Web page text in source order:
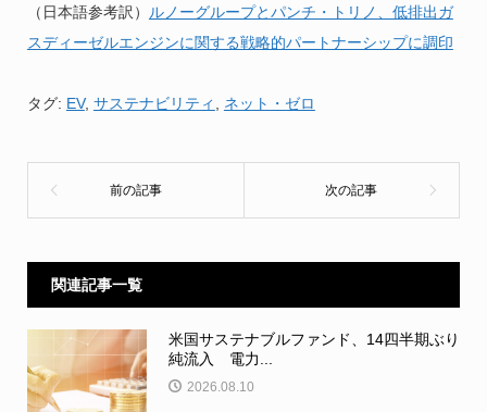
（日本語参考訳）
ルノーグループとパンチ・トリノ、低排出ガ
スディーゼルエンジンに関する戦略的パートナーシップに調印
タグ: EV, サステナビリティ ネット・ゼロ
関連記事一覧
米国サステナブルファンド、14四半期ぶり
純流入 電力...
2026.08.10